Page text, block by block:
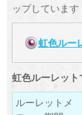
ップしています
虹色ルー
虹色ルーレット
ルーレットメ